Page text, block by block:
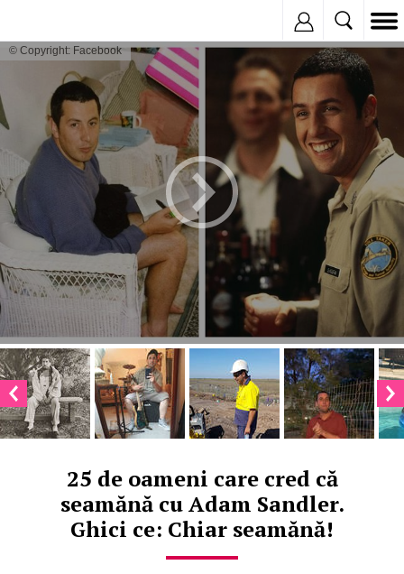
© Copyright: Facebook
25 de oameni care cred că
seamănă cu Adam Sandler.
Ghici ce: Chiar seamănă!